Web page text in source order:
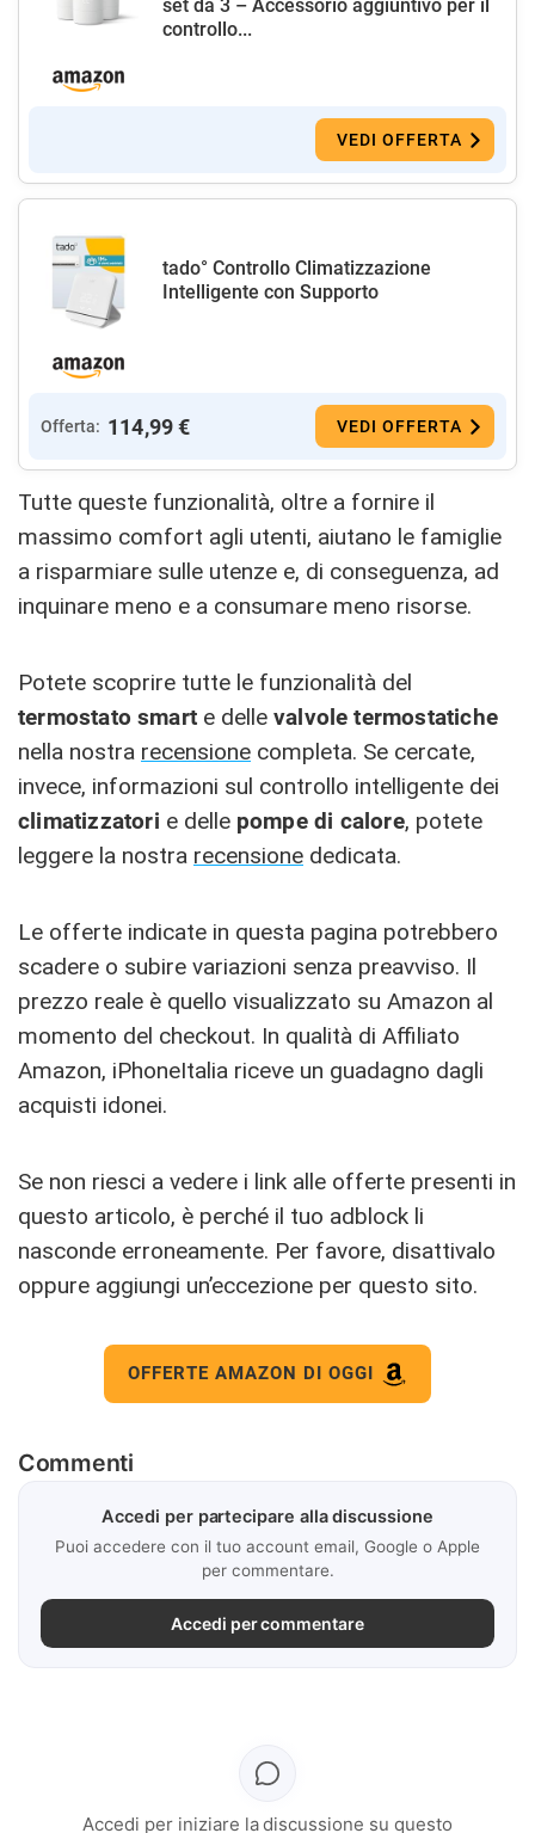
set da 3 – Accessorio aggiuntivo per il
controllo...
VEDI OFFERTA
tado° Controllo Climatizzazione
Intelligente con Supporto
Offerta: 114,99 € VEDI OFFERTA
Tutte queste funzionalità, oltre a fornire il
massimo comfort agli utenti, aiutano le famiglie
a risparmiare sulle utenze e, di conseguenza, ad
inquinare meno e a consumare meno risorse.
Potete scoprire tutte le funzionalità del
termostato smart e delle valvole termostatiche
nella nostra recensione completa. Se cercate,
invece, informazioni sul controllo intelligente dei
climatizzatori e delle pompe di calore, potete
leggere la nostra recensione dedicata.
Le offerte indicate in questa pagina potrebbero
scadere o subire variazioni senza preavviso. Il
prezzo reale è quello visualizzato su Amazon al
momento del checkout. In qualità di Affiliato
Amazon, iPhoneItalia riceve un guadagno dagli
acquisti idonei.
Se non riesci a vedere i link alle offerte presenti in
questo articolo, è perché il tuo adblock li
nasconde erroneamente. Per favore, disattivalo
oppure aggiungi un’eccezione per questo sito.
OFFERTE AMAZON DI OGGI
Commenti
Accedi per partecipare alla discussione
Puoi accedere con il tuo account email, Google o Apple
per commentare.
Accedi per commentare
Accedi per iniziare la discussione su questo